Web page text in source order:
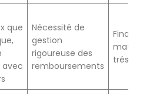
que
Nécessité de
gestion
rigoureuse des
remboursements